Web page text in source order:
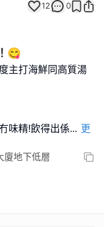
12 0
😋
主打海鮮同高質湯
味精!飲得出係... 更
廈地下低層